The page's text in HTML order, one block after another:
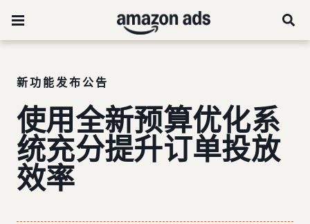
新功能发布公告
使用全新预算优化系
统充分提升订单投放
效率